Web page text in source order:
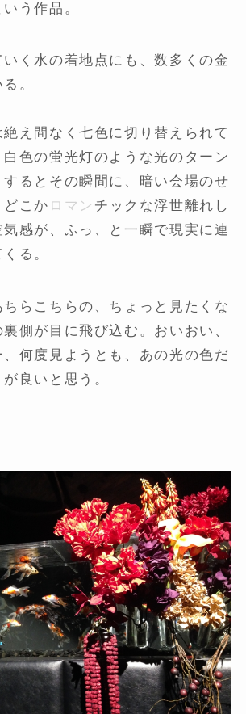
う作品。
く水の着地点にも、数多くの金
。
え間なく七色に切り替えられて
色の蛍光灯のような光のターン
るとその瞬間に、暗い会場のせ
こか ロマン チックな浮世離れし
感が、ふっ、と一瞬で現実に連
る。
らこちらの、ちょっと見たくな
側が目に飛び込む。おいおい、
何度見ようとも、あの光の色だ
良いと思う。